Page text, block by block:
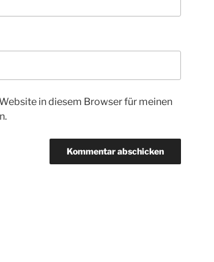
in diesem Browser für meinen